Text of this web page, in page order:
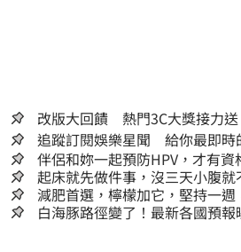
改版大回饋 熱門3C大獎接力送
追蹤訂閱娛樂星聞 給你最即時
伴侶和妳一起預防HPV，才有資
起床就先做件事，沒三天小腹
小！
減肥首選，檸檬加它，堅持一
人生
白海豚路徑變了！最新各國預